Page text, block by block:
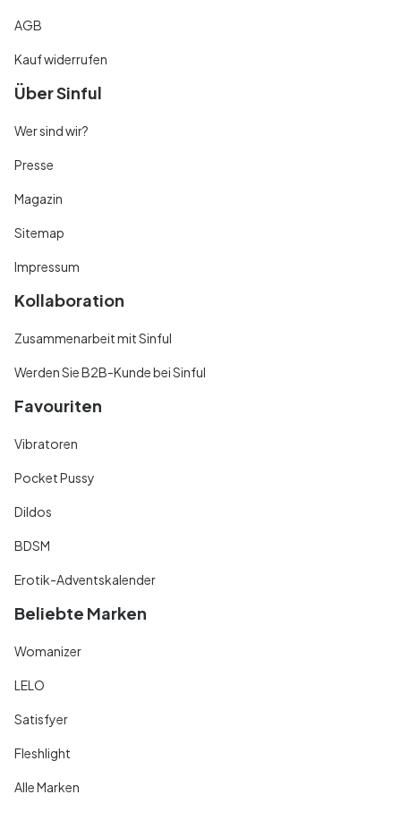
AGB
Kauf widerrufen
Über Sinful
Wer sind wir?
Presse
Magazin
Sitemap
Impressum
Kollaboration
Zusammenarbeit mit Sinful
Werden Sie B2B-Kunde bei Sinful
Favouriten
Vibratoren
Pocket Pussy
Dildos
BDSM
Erotik-Adventskalender
Beliebte Marken
Womanizer
LELO
Satisfyer
Fleshlight
Alle Marken